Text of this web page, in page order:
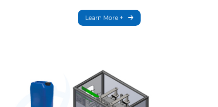
Learn More +